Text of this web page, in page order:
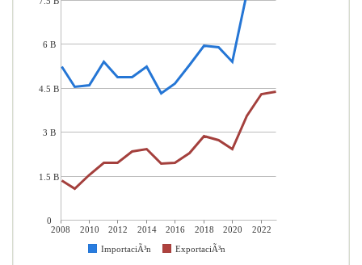
2008 2010 2012 2014 2016 2018 2020 2022
ImportaciÃ³n ExportaciÃ³n
6 B
4.5 B
3 B
1.5 B
0